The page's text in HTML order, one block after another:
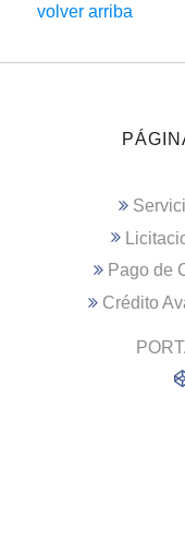
volver arriba
Pago de
Crédito